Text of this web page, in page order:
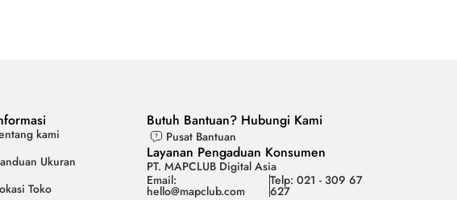
kami
Ukuran
Toko
Butuh Bantuan? Hubungi Kami
Pusat Bantuan
Layanan Pengaduan Konsumen
PT. MAPCLUB Digital Asia
Email:
hello@mapclub.com
Telp: 021 - 309 67
627